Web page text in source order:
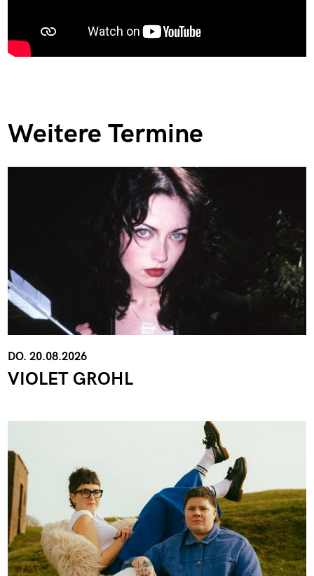
Weitere Termine
DO. 20.08.2026
VIOLET GROHL